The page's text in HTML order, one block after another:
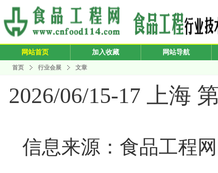
网站首页 加入收藏 网站导航
首页 行业会展 文章
2026/06/15-17 上海
信息来源：食品工程